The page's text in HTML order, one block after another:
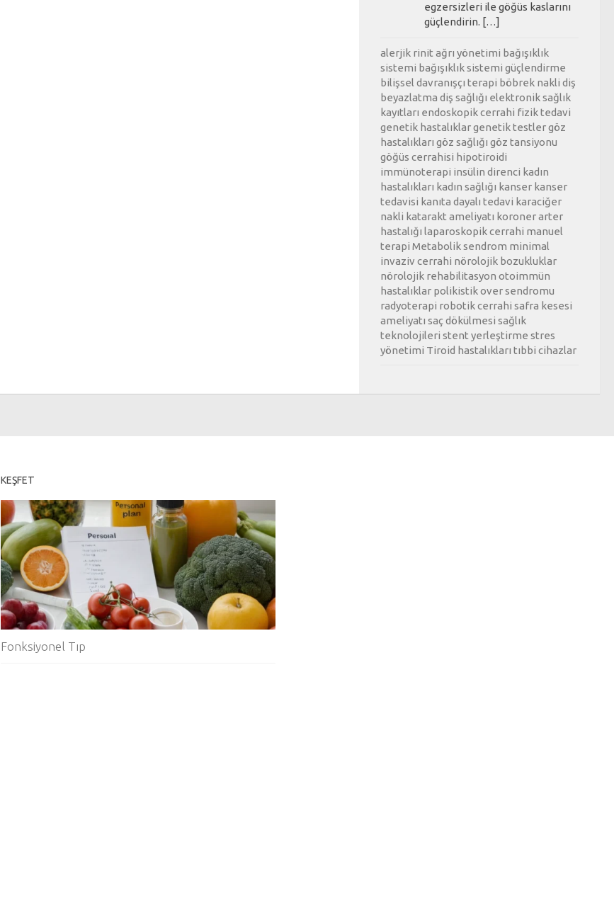
egzersizleri ile göğüs kaslarını
güçlendirin. […]
alerjik rinit ağrı yönetimi bağışıklık
sistemi bağışıklık sistemi güçlendirme
bilişsel davranışçı terapi böbrek nakli diş
beyazlatma diş sağlığı elektronik sağlık
kayıtları endoskopik cerrahi fizik tedavi
genetik hastalıklargenetik testlergöz
hastalıkları göz sağlığı göz tansiyonu
göğüs cerrahisi hipotiroidi
immünoterapi insülin direnci kadın
hastalıkları kadın sağlığı kanser kanser
tedavisi kanıta dayalı tedavi karaciğer
nakli katarakt ameliyatı koroner arter
hastalığı laparoskopik cerrahi manuel
terapi Metabolik sendrom minimal
invaziv cerrahi nörolojik bozukluklar
nörolojik rehabilitasyon otoimmün
hastalıklar polikistik over sendromu
radyoterapi robotik cerrahi safra kesesi
ameliyatı saç dökülmesi sağlık
teknolojileri stent yerleştirme stres
yönetimi Tiroid hastalıkları tıbbi cihazlar
KEŞFET
Fonksiyonel Tıp